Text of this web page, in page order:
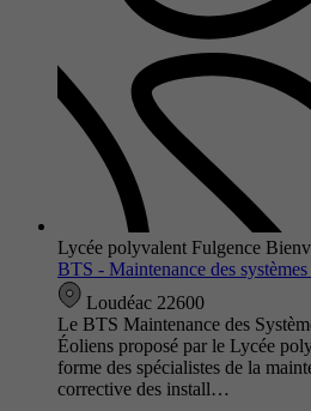
Lycée polyvalent Fulgence
BTS - Maintenance des
Loudéac 22600
Le BTS Maintenance des
Éoliens proposé par le Lycée
forme des spécialistes de la
corrective des install…